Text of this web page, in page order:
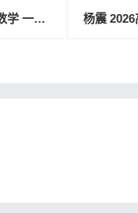
张磊 2026高三高考数学 一轮暑假班